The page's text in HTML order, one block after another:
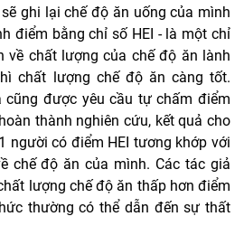
ghi lại chế độ ăn uống của mình
điểm bằng chỉ số HEI - là một chỉ
về chất lượng của chế độ ăn lành
chất lượng chế độ ăn càng tốt.
cũng được yêu cầu tự chấm điểm
thành nghiên cứu, kết quả cho
người có điểm HEI tương khớp với
chế độ ăn của mình. Các tác giả
lượng chế độ ăn thấp hơn điểm
thường có thể dẫn đến sự thất